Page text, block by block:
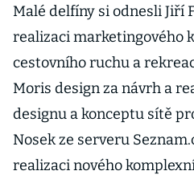
Malé delfíny si odnesli Jiří
realizaci marketingového
cestovního ruchu a
Moris design za návrh a
designu a konceptu sítě
Nosek ze serveru
realizaci nového